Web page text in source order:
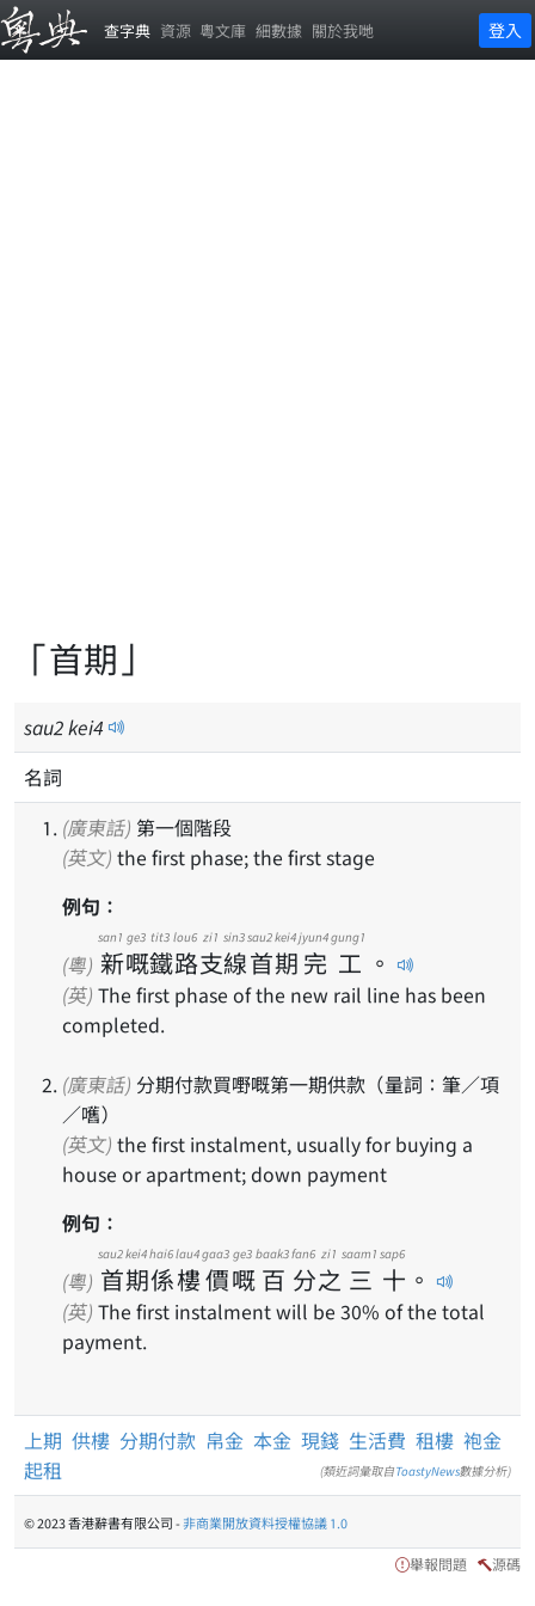
查字典 資源 粵文庫 細數據 關於我哋 登入
「首期」
sau2kei4
名詞
(廣東話) 第一個階段
(英文) the first phase; the first stage
例句：
(粵) 新
san1
嘅
ge3
鐵
tit3
路
lou6
支
zi1
線
sin3
首
sau2
期
kei4
完
jyun4
工
gung1
。
(英) The first phase of the new rail line has been
completed.
(廣東話)
／嚿）
(英文)
house or apartment; down payment
例句：
(粵) 首
sau2
期
kei4
係
hai6
樓
lau4
價
gaa3
嘅
ge3
百
baak3
分
fan6
之
zi1
三
saam1
十
sap6
。
(英) The first instalment will be 30% of the total
payment.
上期 供樓 分期付款 帛金 本金 現錢 生活費 租樓 袍金
起租
(類近詞彙取自ToastyNews數據分析)
© 2023 香港辭書有限公司 -非商業開放資料授權協議 1.0
舉報問題 源碼